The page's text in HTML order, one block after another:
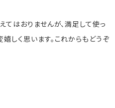
てはおりませんが、満足して使っ
しく思います。これからもどうぞ